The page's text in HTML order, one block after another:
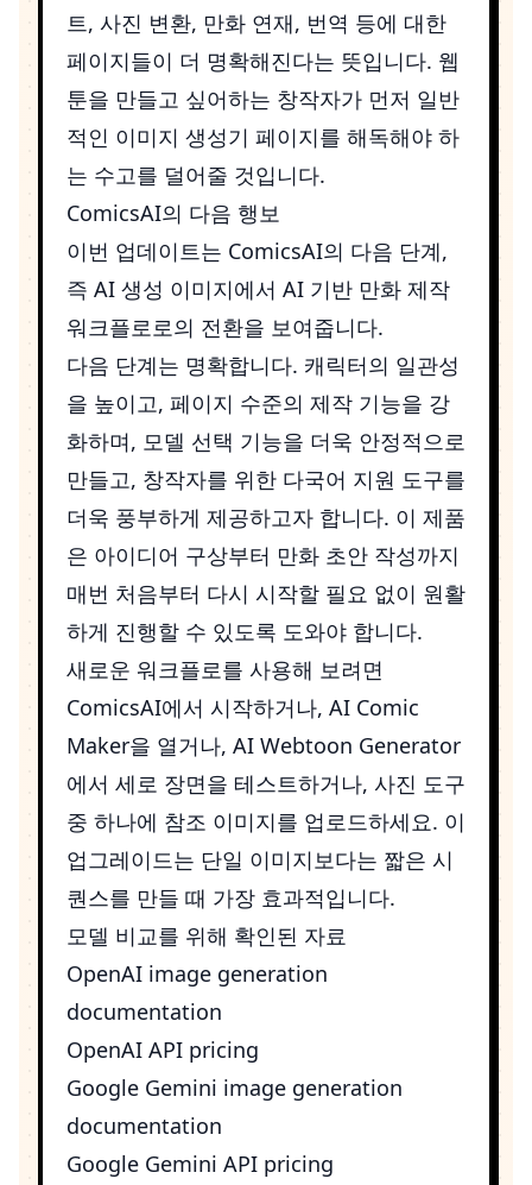
트, 사진 변환, 만화 연재, 번역 등에 대한
페이지들이 더 명확해진다는 뜻입니다. 웹
툰을 만들고 싶어하는 창작자가 먼저 일반
적인 이미지 생성기 페이지를 해독해야 하
는 수고를 덜어줄 것입니다.
ComicsAI의 다음 행보
이번 업데이트는 ComicsAI의 다음 단계,
즉 AI 생성 이미지에서 AI 기반 만화 제작
워크플로로의 전환을 보여줍니다.
다음 단계는 명확합니다. 캐릭터의 일관성
을 높이고, 페이지 수준의 제작 기능을 강
화하며, 모델 선택 기능을 더욱 안정적으로
만들고, 창작자를 위한 다국어 지원 도구를
더욱 풍부하게 제공하고자 합니다. 이 제품
은 아이디어 구상부터 만화 초안 작성까지
매번 처음부터 다시 시작할 필요 없이 원활
하게 진행할 수 있도록 도와야 합니다.
새로운 워크플로를 사용해 보려면
ComicsAI에서 시작하거나, AI Comic
Maker을 열거나, AI Webtoon Generator
에서 세로 장면을 테스트하거나, 사진 도구
중 하나에 참조 이미지를 업로드하세요. 이
업그레이드는 단일 이미지보다는 짧은 시
퀀스를 만들 때 가장 효과적입니다.
모델 비교를 위해 확인된 자료
OpenAI image generation
documentation
OpenAI API pricing
Google Gemini image generation
documentation
Google Gemini API pricing